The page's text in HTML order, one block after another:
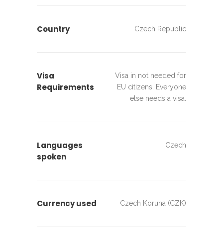
Country Czech Republic
Visa
Requirements
Visa in not needed for
EU citizens. Everyone
else needs a visa.
Languages
spoken
Czech
Currency used Czech Koruna (CZK)